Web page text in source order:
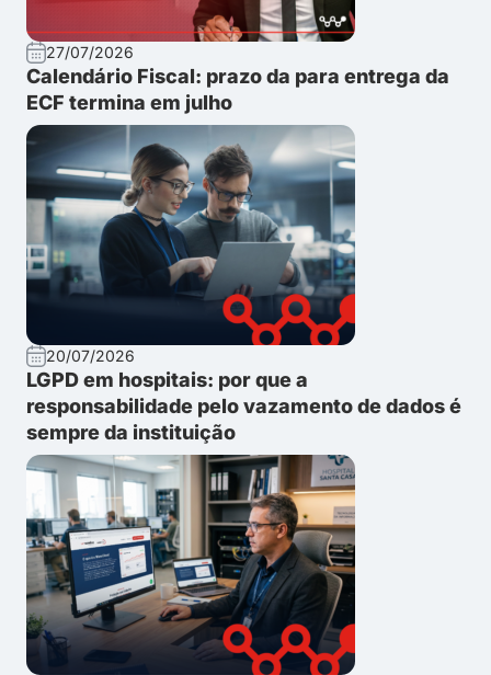
27/07/2026
Calendário Fiscal: prazo da para entrega da
ECF termina em julho
20/07/2026
LGPD em hospitais: por que a
responsabilidade pelo vazamento de dados é
sempre da instituição